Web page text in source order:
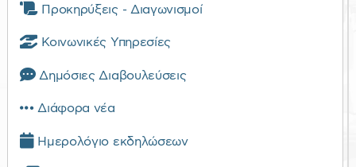
Προκηρύξεις - Διαγωνισμοί
Κοινωνικές Υπηρεσίες
Δημόσιες Διαβουλεύσεις
Διάφορα νέα
Ημερολόγιο εκδηλώσεων